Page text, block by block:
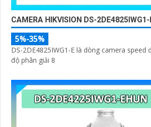
CAMERA HIKVISION DS-2DE4825IWG1-
5%-35%
DS-2DE4825IWG1-E là dòng camera speed
độ phân giải 8